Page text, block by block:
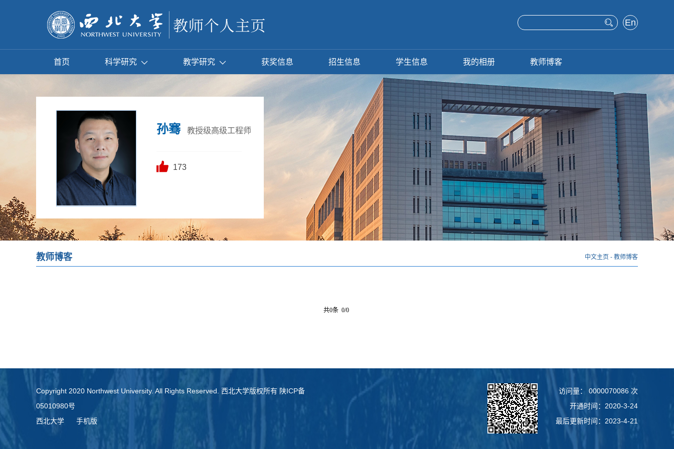
En
h
首页 科学研究 教学研究 获奖信息 招生信息 学生信息 我的相册 教师博客
孙骞 教授级高级工程师
173
教师博客 中文主页 - 教师博客
共0条 0/0
Copyright 2020 Northwest University. All Rights Reserved. 西北大学版权所有 陕ICP备
05010980号
西北大学
手机版
访问量： 0000070086 次
开通时间： 2020-3-24
最后更新时间： 2023-4-21